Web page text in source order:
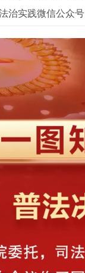
治实践微信公众号